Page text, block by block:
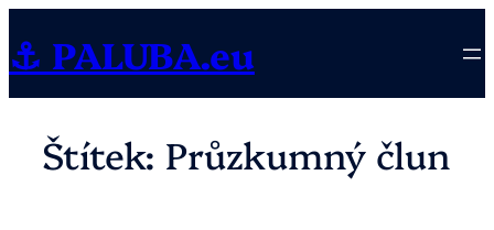
na
obsah
⚓ PALUBA.eu
Štítek: Průzkumný člun